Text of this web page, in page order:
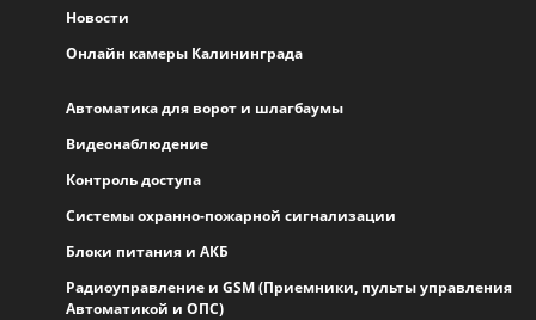
Новости
Онлайн камеры Калининграда
Автоматика для ворот и шлагбаумы
Видеонаблюдение
Контроль доступа
Системы охранно-пожарной сигнализации
Блоки питания и АКБ
Радиоуправление и GSM (Приемники, пульты управления
Автоматикой и ОПС)